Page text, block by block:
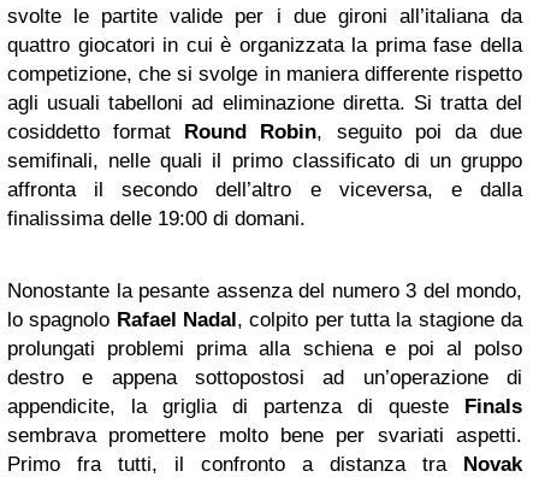
svolte le partite valide per i due gironi all’italiana da
quattro giocatori in cui è organizzata la prima fase della
competizione, che si svolge in maniera differente rispetto
agli usuali tabelloni ad eliminazione diretta. Si tratta del
cosiddetto format Round Robin, seguito poi da due
semifinali, nelle quali il primo classificato di un gruppo
affronta il secondo dell’altro e viceversa, e dalla
finalissima delle 19:00 di domani.
Nonostante la pesante assenza del numero 3 del mondo,
lo spagnolo Rafael Nadal, colpito per tutta la stagione da
prolungati problemi prima alla schiena e poi al polso
destro e appena sottopostosi ad un’operazione di
appendicite, la griglia di partenza di queste Finals
sembrava promettere molto bene per svariati aspetti.
Primo fra tutti, il confronto a distanza tra Novak